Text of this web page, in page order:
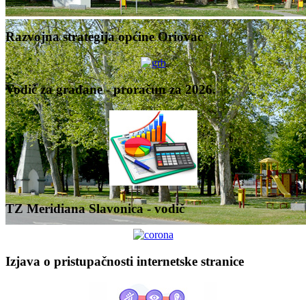
Razvojna strategija općine Oriovac
Vodič za građane - proračun za 2026.
TZ Meridiana Slavonica - vodič
Izjava o pristupačnosti internetske stranice